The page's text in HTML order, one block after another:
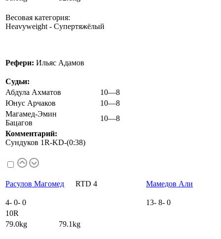
Весовая категория:
Heavyweight - Супертяжёлый
Рефери: Ильяс Адамов
Судьи:
Абдула Ахматов
10—8
Юнус Арчаков
10—8
Магамед-Эмин
Бацагов
10—8
Комментарий:
Сундуков 1R-KD-(0:38)
Расулов Магомед RTD 4 Мамедов Али
4- 0- 0 13- 8- 0
10R
79.0kg 79.1kg